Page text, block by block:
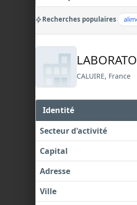
Recherches populaires
CALUIRE, France
Identité
Secteur d'activité
Capital
Adresse
Ville